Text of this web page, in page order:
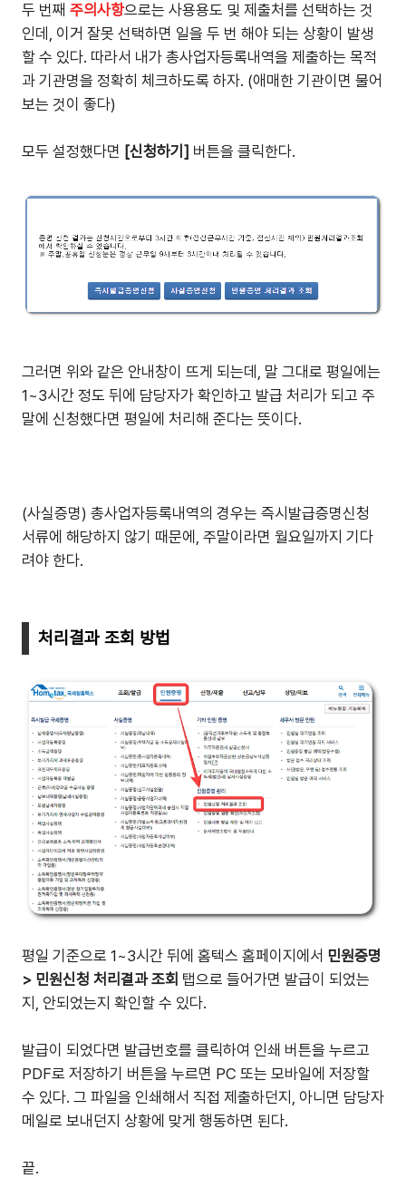
두 번째 주의사항으로는 사용용도 및 제출처를 선택하는 것
인데, 이거 잘못 선택하면 일을 두 번 해야 되는 상황이 발생
할 수 있다. 따라서 내가 총사업자등록내역을 제출하는 목적
과 기관명을 정확히 체크하도록 하자. (애매한 기관이면 물어
보는 것이 좋다)
모두 설정했다면 [신청하기] 버튼을 클릭한다.
그러면 위와 같은 안내창이 뜨게 되는데, 말 그대로 평일에는
1~3시간 정도 뒤에 담당자가 확인하고 발급 처리가 되고 주
말에 신청했다면 평일에 처리해 준다는 뜻이다.
(사실증명) 총사업자등록내역의 경우는 즉시발급증명신청
서류에 해당하지 않기 때문에, 주말이라면 월요일까지 기다
려야 한다.
처리결과 조회 방법
평일 기준으로 1~3시간 뒤에 홈텍스 홈페이지에서 민원증명
> 민원신청 처리결과 조회 탭으로 들어가면 발급이 되었는
지, 안되었는지 확인할 수 있다.
발급이 되었다면 발급번호를 클릭하여 인쇄 버튼을 누르고
PDF로 저장하기 버튼을 누르면 PC 또는 모바일에 저장할
수 있다. 그 파일을 인쇄해서 직접 제출하던지, 아니면 담당자
메일로 보내던지 상황에 맞게 행동하면 된다.
끝.